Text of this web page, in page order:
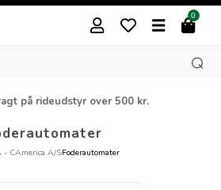
0
på rideudstyr over 500 kr.
- CAmerica A/SFoderautomater